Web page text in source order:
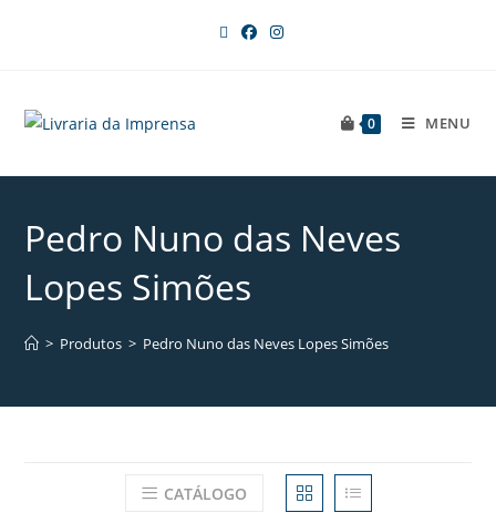
0 MENU
Pedro Nuno das Neves
Lopes Simões
> Produtos > Pedro Nuno das Neves Lopes Simões
CATÁLOGO